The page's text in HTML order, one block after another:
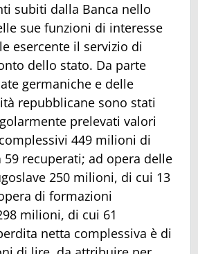
subiti dalla Banca nello
sue funzioni di interesse
esercente il servizio di
dello stato. Da parte
germaniche e delle
repubblicane sono stati
prelevati valori
449 milioni di
recuperati; ad opera delle
250 milioni, di cui 13
di formazioni
milioni, di cui 61
netta complessiva è di